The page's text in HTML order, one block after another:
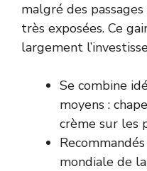
malgré des
très exposées. Ce
largement
Se combine
moyens :
crème sur les
mondiale de